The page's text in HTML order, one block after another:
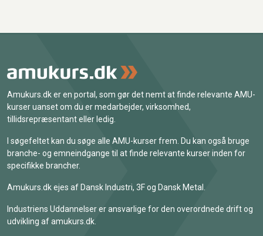
Amukurs.dk er en portal, som gør det nemt at finde relevante AMU-
kurser uanset om du er medarbejder, virksomhed,
tillidsrepræsentant eller ledig.
I søgefeltet kan du søge alle AMU-kurser frem. Du kan også bruge
branche- og emneindgange til at finde relevante kurser inden for
specifikke brancher.
Amukurs.dk ejes af Dansk Industri, 3F og Dansk Metal.
Industriens Uddannelser er ansvarlige for den overordnede drift og
udvikling af amukurs.dk.